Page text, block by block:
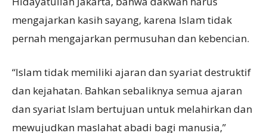
mengajarkan kasih sayang, karena Islam tidak
pernah mengajarkan permusuhan dan kebencian.
“Islam tidak memiliki ajaran dan syariat destruktif
dan kejahatan. Bahkan sebaliknya semua ajaran
dan syariat Islam bertujuan untuk melahirkan dan
mewujudkan maslahat abadi bagi manusia,”